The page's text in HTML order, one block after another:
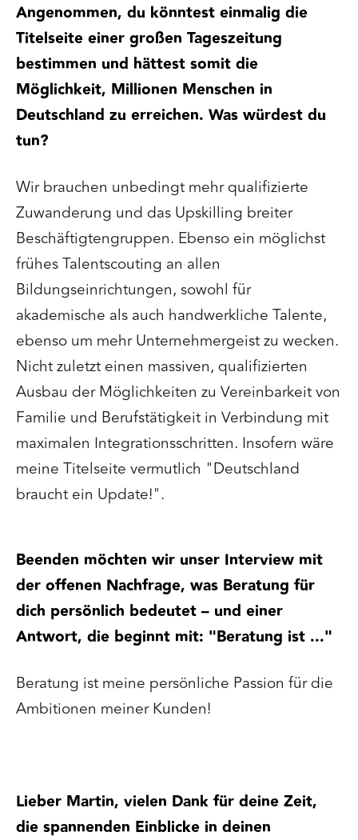
Angenommen, du könntest einmalig die
Titelseite einer großen Tageszeitung
bestimmen und hättest somit die
Möglichkeit, Millionen Menschen in
Deutschland zu erreichen. Was würdest du
tun?
Wir brauchen unbedingt mehr qualifizierte
Zuwanderung und das Upskilling breiter
Beschäftigtengruppen. Ebenso ein möglichst
frühes Talentscouting an allen
Bildungseinrichtungen, sowohl für
akademische als auch handwerkliche Talente,
ebenso um mehr Unternehmergeist zu wecken.
Nicht zuletzt einen massiven, qualifizierten
Ausbau der Möglichkeiten zu Vereinbarkeit von
Familie und Berufstätigkeit in Verbindung mit
maximalen Integrationsschritten. Insofern wäre
meine Titelseite vermutlich "Deutschland
braucht ein Update!".
Beenden möchten wir unser Interview mit
der offenen Nachfrage, was Beratung für
dich persönlich bedeutet – und einer
Antwort, die beginnt mit: "Beratung ist ..."
Beratung ist meine persönliche Passion für die
Ambitionen meiner Kunden!
Lieber Martin, vielen Dank für deine Zeit,
die spannenden Einblicke in deinen